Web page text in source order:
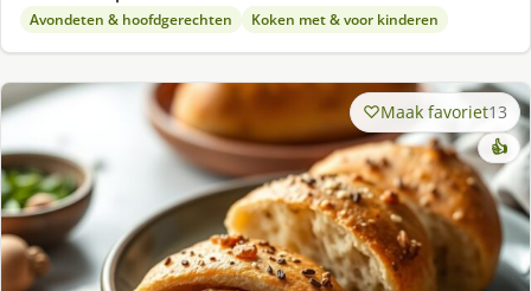
Avondeten & hoofdgerechten Koken met & voor kinderen
Maak favoriet13
👍